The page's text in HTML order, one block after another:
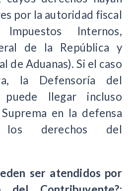
por la autoridad fiscal
Internos,
de la República y
de Aduanas). Si el caso
la Defensoría del
puede llegar incluso
en la defensa
derechos del
ser atendidos por